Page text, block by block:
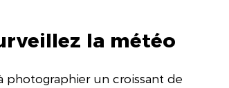
la météo
photographier un croissant de